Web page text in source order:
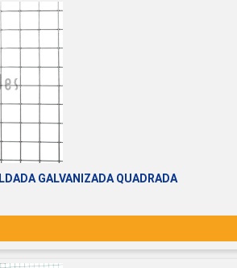
GALVANIZADA QUADRADA